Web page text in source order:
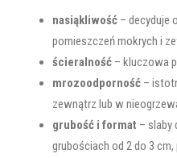
nasiąkliwość – decyduje
pomieszczeń mokrych i
ścieralność – kluczowa
mrozoodporność –
zewnątrz lub w
grubość i format – slaby
grubościach od 2 do 3